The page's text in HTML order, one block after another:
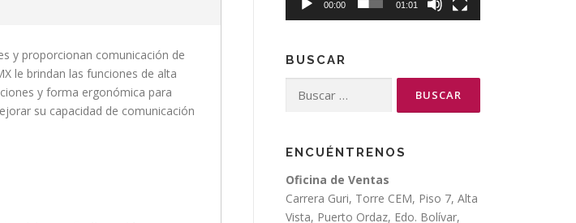
y proporcionan comunicación de
le brindan las funciones de alta
y forma ergonómica para
su capacidad de comunicación
00:00 01:01
BUSCAR
ENCUÉNTRENOS
Oficina de Ventas
Carrera Guri, Torre CEM, Piso 7, Alta
Vista, Puerto Ordaz, Edo. Bolívar,